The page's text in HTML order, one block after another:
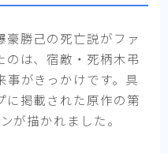
豪勝己の死亡説がファ
のは、宿敵・死柄木弔
事がきっかけです。具
に掲載された原作の第
が描かれました。